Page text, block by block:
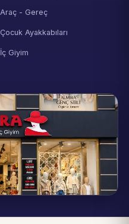
Araç - Gereç
Çocuk Ayakkabıları
İç Giyim